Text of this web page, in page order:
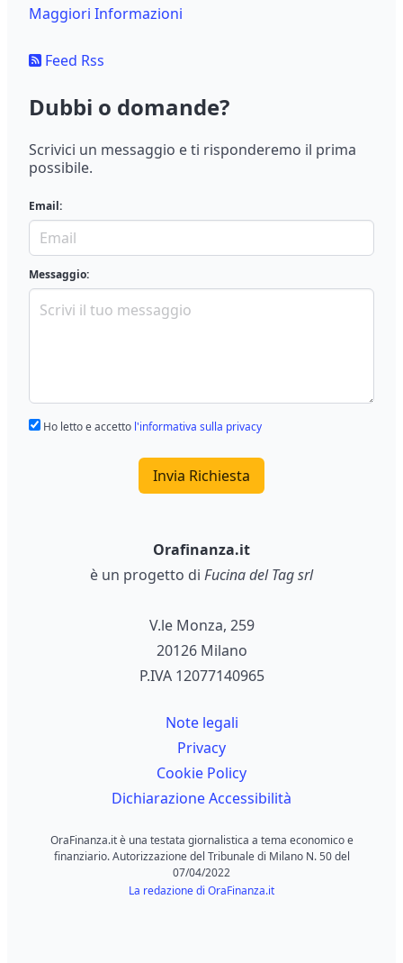
Maggiori Informazioni
Feed Rss
Dubbi o domande?
Scrivici un messaggio e ti risponderemo il prima
possibile.
Email:
Messaggio:
Ho letto e accetto l'informativa sulla privacy
Invia Richiesta
Orafinanza.it
è un progetto di Fucina del Tag srl
V.le Monza, 259
20126 Milano
P.IVA 12077140965
Note legali
Privacy
Cookie Policy
Dichiarazione Accessibilità
OraFinanza.it è una testata giornalistica a tema economico e
finanziario. Autorizzazione del Tribunale di Milano N. 50 del
07/04/2022
La redazione di OraFinanza.it